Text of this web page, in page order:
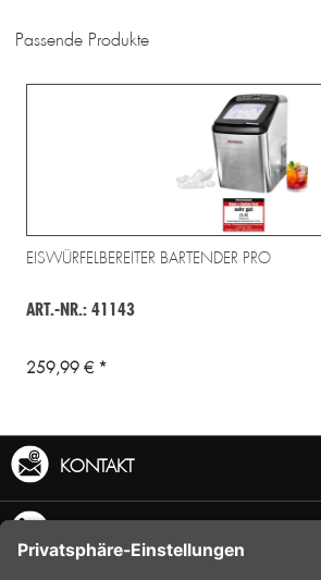
Passende Produkte
EISWÜRFELBEREITER BARTENDER PRO
ART.-NR.: 41143
259,99 € *
KONTAKT